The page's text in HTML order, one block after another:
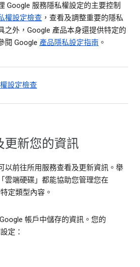
Google 服務隱私權設定的主要控制
權設定檢查 ，查看及調整重要的隱私
之外，Google 產品本身還提供特定的
閱 Google 產品隱私設定指南 。
設定檢查
更新您的資訊
以前往所用服務查看及更新資訊。舉
雲端硬碟」都能協助您管理您在
定類型內容。
帳戶中儲存的資訊。您的
定：